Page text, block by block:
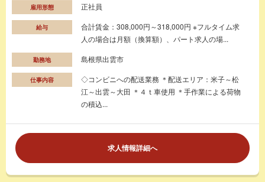
雇用形態 正社員
給与
合計賃金：308,000円～318,000円 ※フルタイム求
人の場合は月額（換算額）、パート求人の場...
勤務地 島根県出雲市
仕事内容
◇コンビニへの配送業務 ＊配送エリア：米子～松
江～出雲～大田 ＊４ｔ車使用 ＊手作業による荷物
の積込...
求人情報詳細へ